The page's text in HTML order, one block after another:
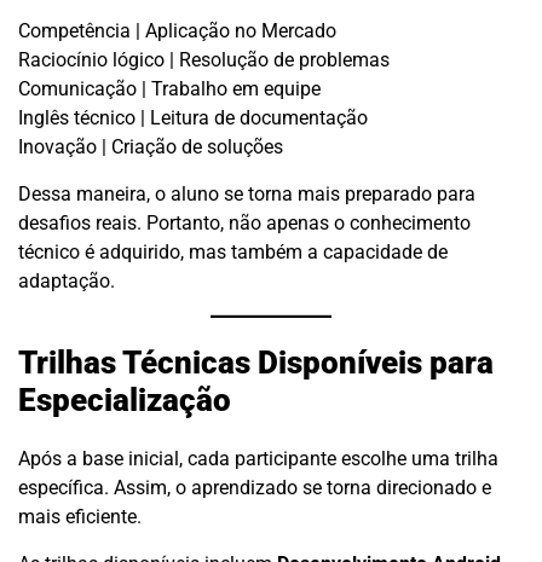
Competência | Aplicação no Mercado
Raciocínio lógico | Resolução de problemas
Comunicação | Trabalho em equipe
Inglês técnico | Leitura de documentação
Inovação | Criação de soluções
Dessa maneira, o aluno se torna mais preparado para
desafios reais. Portanto, não apenas o conhecimento
técnico é adquirido, mas também a capacidade de
adaptação.
Trilhas Técnicas Disponíveis para
Especialização
Após a base inicial, cada participante escolhe uma trilha
específica. Assim, o aprendizado se torna direcionado e
mais eficiente.